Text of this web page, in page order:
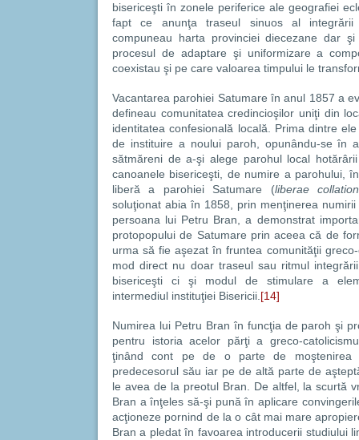
bisericeşti în zonele periferice ale geografiei
fapt ce anunţa traseul sinuos al
compuneau harta provinciei diecezane dar
procesul de adaptare şi uniformizare a
coexistau şi pe care valoarea timpului le
Vacantarea parohiei Satumare în anul 1857 a
defineau comunitatea credincioşilor uniţi din
identitatea confesională locală. Prima dintre
de instituire a noului paroh, opunându-se în
sătmăreni de a-şi alege parohul local
canoanele bisericeşti, de numire a parohului,
liberă a parohiei Satumare (liberae
soluţionat abia în 1858, prin menţinerea
persoana lui Petru Bran, a demonstrat
protopopului de Satumare prin aceea că de
urma să fie aşezat în fruntea comunităţii
mod direct nu doar traseul sau ritmul
bisericeşti ci şi modul de stimulare a
intermediul instituţiei Bisericii. [14]
Numirea lui Petru Bran în funcţia de paroh şi
pentru istoria acelor părţi a greco-
ţinând cont pe de o parte de moştenirea
predecesorul său iar pe de altă parte de
le avea de la preotul Bran. De altfel, la scurtă
Bran a înţeles să-şi pună în aplicare
acţioneze pornind de la o cât mai mare
Bran a pledat în favoarea introducerii studiului